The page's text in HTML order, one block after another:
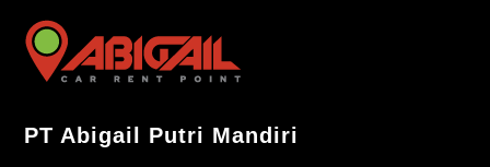
PT Abigail Putri Mandiri